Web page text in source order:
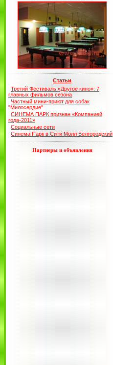
Статьи
Третий Фестиваль «Другое кино»: 7
главных фильмов сезона
Частный мини-приют для собак
"Милосердие"
СИНЕМА ПАРК признан «Компанией
года-2011»
Социальные сети
Синема Парк в Сити Молл Белгородский
Партнеры и объявления